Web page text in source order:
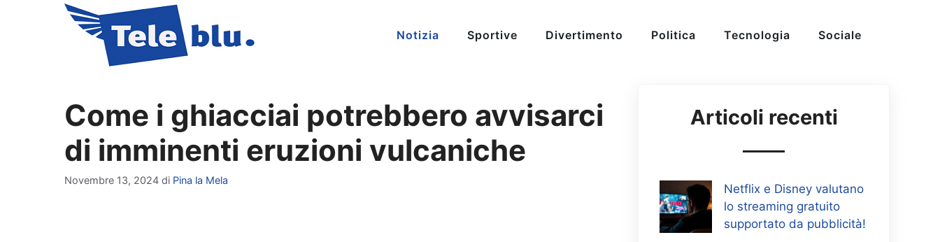
Notizia Sportive Divertimento Politica Tecnologia Sociale
Come i ghiacciai potrebbero avvisarci
di imminenti eruzioni vulcaniche
Novembre 13, 2024 di Pina la Mela
Articoli recenti
Netflix e Disney valutano
lo streaming gratuito
supportato da pubblicità!